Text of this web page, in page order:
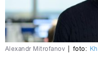
Alexandr Mitrofanov foto: